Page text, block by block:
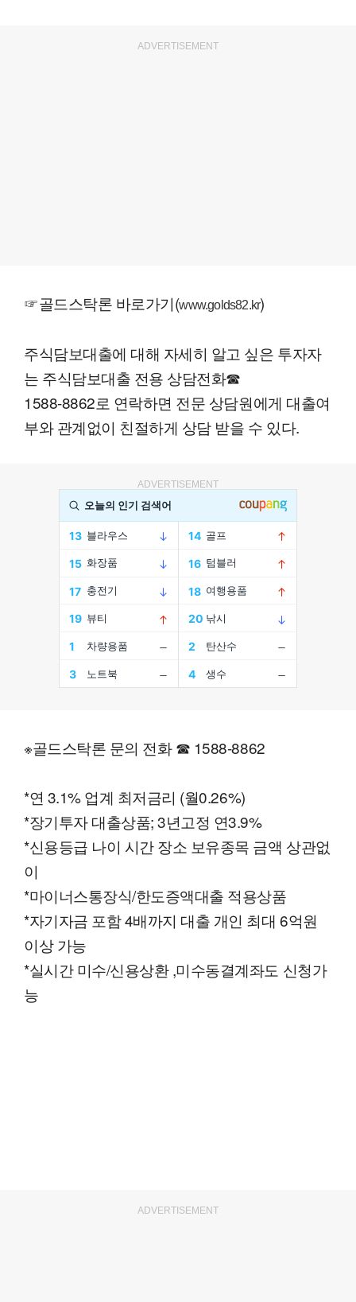
ADVERTISEMENT
☞골드스탁론 바로가기(www.golds82.kr)
주식담보대출에 대해 자세히 알고 싶은 투자자
는 주식담보대출 전용 상담전화☎
1588-8862로 연락하면 전문 상담원에게 대출여
부와 관계없이 친절하게 상담 받을 수 있다.
ADVERTISEMENT
※골드스탁론 문의 전화 ☎ 1588-8862
*연 3.1% 업계 최저금리 (월0.26%)
*장기투자 대출상품; 3년고정 연3.9%
*신용등급 나이 시간 장소 보유종목 금액 상관없
이
*마이너스통장식/한도증액대출 적용상품
*자기자금 포함 4배까지 대출 개인 최대 6억원
이상 가능
*실시간 미수/신용상환 ,미수동결계좌도 신청가
능
ADVERTISEMENT